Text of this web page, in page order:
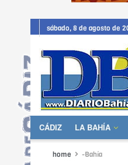
sábado, 8 de agosto de
CÁDIZ LA BAHÍA
home -Bahía